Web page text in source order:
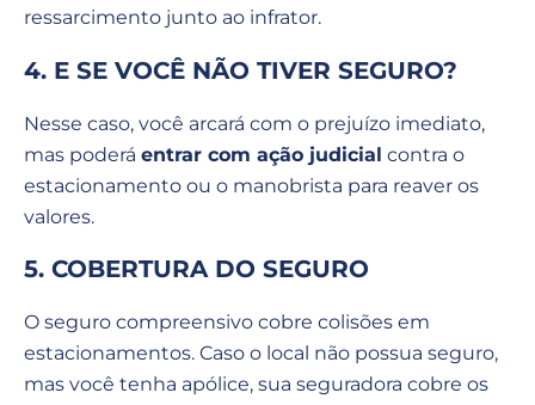
ressarcimento junto ao infrator.
4. E SE VOCÊ NÃO TIVER SEGURO?
Nesse caso, você arcará com o prejuízo imediato,
mas poderá entrar com ação judicial contra o
estacionamento ou o manobrista para reaver os
valores.
5. COBERTURA DO SEGURO
O seguro compreensivo cobre colisões em
estacionamentos. Caso o local não possua seguro,
mas você tenha apólice, sua seguradora cobre os